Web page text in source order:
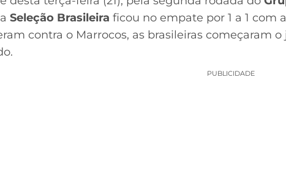
Seleção Brasileira ficou no empate por 1 a 1 com a
contra o Marrocos, as brasileiras começaram
PUBLICIDADE